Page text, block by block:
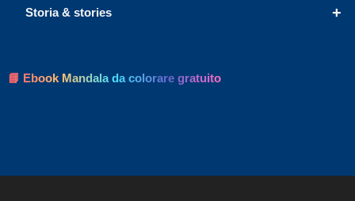
+
Storia & stories
📘 Ebook Mandala da colorare gratuito